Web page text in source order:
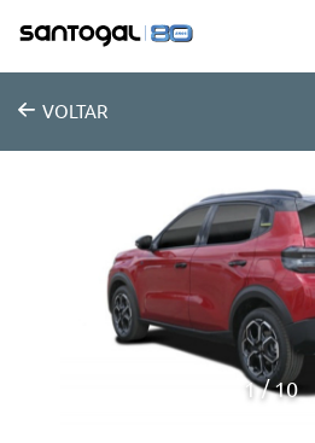
VOLTAR
1 10